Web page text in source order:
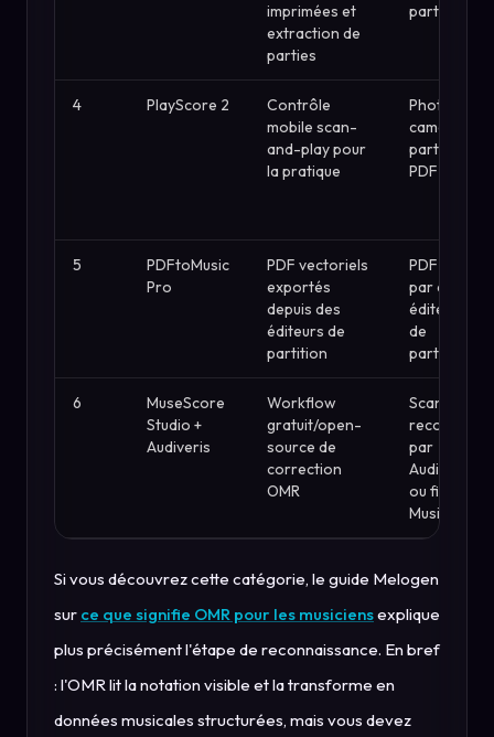
imprimées et
extraction de
parties
partitions
4 PlayScore 2
Contrôle
mobile scan-
and-play pour
la pratique
Photos de
caméra et
partitions
PDF
5
PDFtoMusic
Pro
PDF vectoriels
exportés
depuis des
éditeurs de
partition
PDF créés
par des
éditeurs
de
partition
6
MuseScore
Studio +
Audiveris
Workflow
gratuit/open-
source de
correction
OMR
Scans
reconnus
par
Audiveris
ou fichiers
MusicXML
Si vous découvrez cette catégorie, le guide Melogen
sur ce que signifie OMR pour les musiciensexplique
plus précisément l'étape de reconnaissance. En bref
: l'OMR lit la notation visible et la transforme en
données musicales structurées, mais vous devez